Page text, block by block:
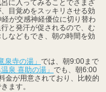
に入ってみることでさまざ
目覚めをスッキリさせる効
が交感神経優位に切り替わ
と発汗が促されるので、む
などもでき、朝の時間を効
泉寺の湯」 では、朝9:00まで
温泉 喜助の湯」 でも、朝6:00
金が用意されており、比較的
ます。